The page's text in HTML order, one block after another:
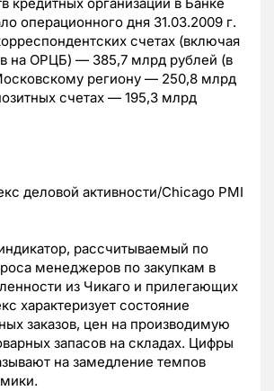
кредитных организаций в Банке
операционного дня 31.03.2009 г.
счетах (включая
на ОРЦБ) — 385,7 млрд рублей (в
региону — 250,8 млрд
счетах — 195,3 млрд
деловой активности/Chicago PMI
рассчитываемый по
менеджеров по закупкам в
из Чикаго и прилегающих
характеризует состояние
заказов, цен на производимую
запасов на складах. Цифры
на замедление темпов